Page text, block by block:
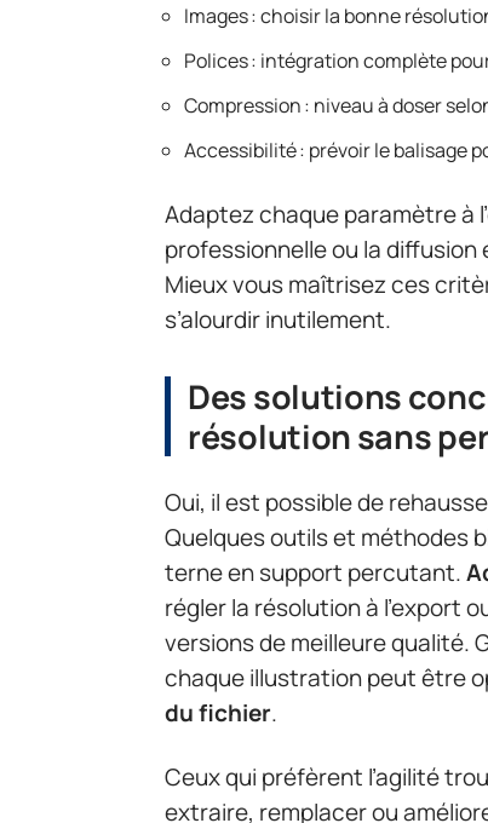
Images : choisir la bonne
Polices : intégration complète
Compression : niveau à doser
Accessibilité : prévoir le balisage
Adaptez chaque paramètre à
professionnelle ou la diffusion
Mieux vous maîtrisez ces
s’alourdir inutilement.
Des solutions
résolution sans
Oui, il est possible de
Quelques outils et méthodes
terne en support percutant.
régler la résolution à l’export
versions de meilleure qualité.
chaque illustration peut être
du fichier.
Ceux qui préfèrent l’agilité
extraire, remplacer ou